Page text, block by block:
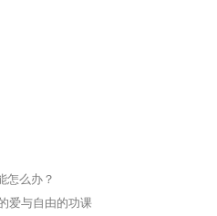
怎么办？
爱与自由的功课